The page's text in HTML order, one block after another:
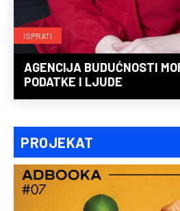
ISPRATI
AGENCIJA BUDUĆNOSTI
PODATKE I LJUDE
PROJEKAT